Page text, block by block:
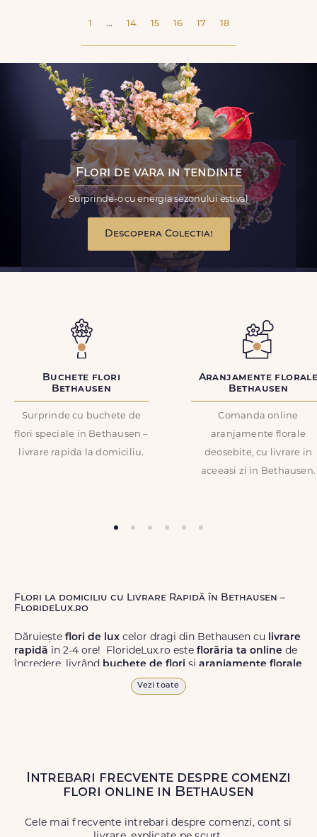
1 ... 14 15 16 17 18
Flori de vara in tendinte
Surprinde-o cu energia sezonului estival
Descopera Colectia!
Buchete flori
Bethausen
Surprinde cu buchete de
flori speciale in Bethausen –
livrare rapida la domiciliu.
Aranjamente
Bethausen
Comanda online
aranjamente florale
deosebite, cu livrare in
aceeasi zi in Bethausen.
Flori la domiciliu cu Livrare Rapidă în Bethausen –
FlorideLux.ro
Dăruiește flori de lux celor dragi din Bethausen cu livrare
rapidă în 2-4 ore! FlorideLux.ro este florăria ta online de
încredere, livrând buchete de flori și aranjamente florale
de calitate superioară în Bethausen și în toată România.
Livrăm buchete de florichiar și în weekend, pentru ca tu
să poți adresa un gest frumos atunci când ai nevoie.
Vezi toate
Intrebari frecvente despre comenzi
flori online in Bethausen
Cele mai frecvente intrebari despre comenzi, cont si